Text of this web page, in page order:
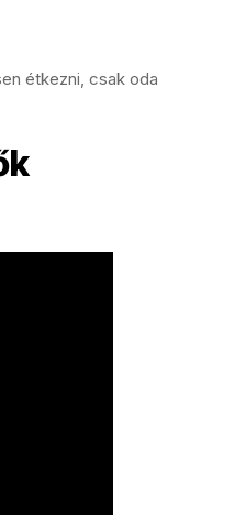
étkezni, csak oda